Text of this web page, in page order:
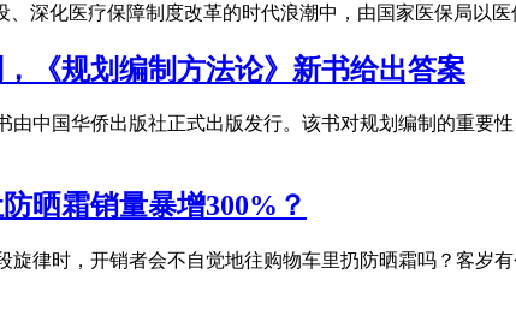
、深化医疗保障制度改革的时代浪潮中，由国家医保局以
《规划编制方法论》新书给出答案
由中国华侨出版社正式出版发行。该书对规划编制的重要
晒霜销量暴增300%？
旋律时，开销者会不自觉地往购物车里扔防晒霜吗？客岁